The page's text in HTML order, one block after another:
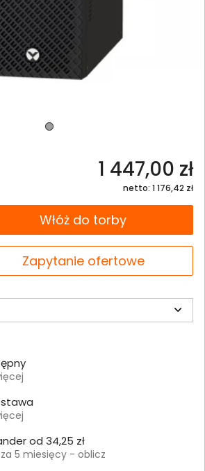
1 447,00 zł
netto: 1 176,42 zł
Włóż do torby
Zapytanie ofertowe
od 34,25 zł
5 miesięcy - oblicz